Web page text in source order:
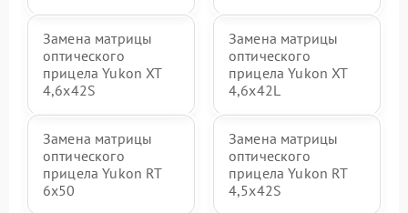
Замена матрицы
оптического
прицела Yukon XT
4,6x42S
Замена матрицы
оптического
прицела Yukon XT
4,6x42L
Замена матрицы
оптического
прицела Yukon RT
6x50
Замена матрицы
оптического
прицела Yukon RT
4,5х42S